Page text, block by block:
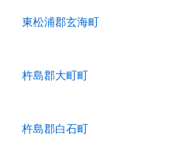
東松浦郡玄海町
杵島郡大町町
杵島郡白石町